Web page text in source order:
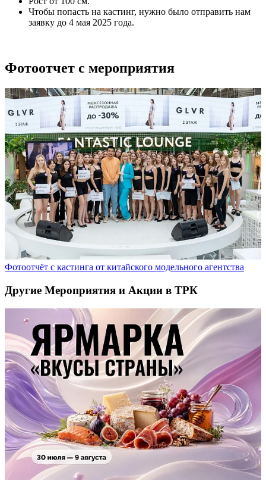
Чтобы попасть на кастинг, нужно было отправить нам
заявку до 4 мая 2025 года.
Фотоотчет с мероприятия
Фотоотчёт с кастинга от китайского модельного агентства
Другие Мероприятия и Акции в ТРК